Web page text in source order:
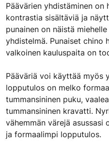
Päävärien yhdistäminen
kontrastia sisältäviä ja
punainen on näistä
yhdistelmä. Punaiset chino
valkoinen kauluspaita on
Pääväriä voi käyttää myös
lopputulos on melko
tummansininen puku,
tummansininen kravatti.
vähemmän värejä asussasi
ja formaalimpi lopputulos.